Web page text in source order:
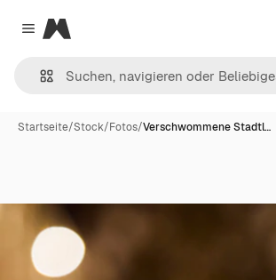
Close menu
Magnific
Startseite/Stock/Fotos/Verschwommene Stadtl…